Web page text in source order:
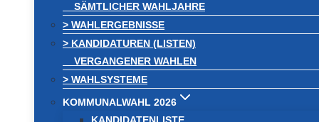
SÄMTLICHER WAHLJAHRE
> WAHLERGEBNISSE
> KANDIDATUREN (LISTEN)
VERGANGENER WAHLEN
> WAHLSYSTEME
KOMMUNALWAHL 2026